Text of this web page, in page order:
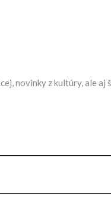
novinky z kultúry, ale